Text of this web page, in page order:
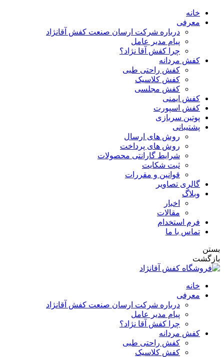
خانه
معرفی
درباره شرکت ارسان صنعت کفش آقانژاد
پیام مدیر عامل
چرا کفش آقا نژاد؟
کفش مردانه
کفش راحتی طبی
کفش کلاسیک
کفش مجلسی
کفش ایمنی
کفش اسپورت
پوتین سربازی
پشتیبانی
روش های ارسال
روش های پرداخت
شرایط گارانتی محصولات
ثبت شکایت
قوانین و مقررات
گالری تصاویر
وبلاگ
اخبار
مقالات
فرم استخدام
تماس با ما
خانه
معرفی
درباره شرکت ارسان صنعت کفش آقانژاد
پیام مدیر عامل
چرا کفش آقا نژاد؟
کفش مردانه
کفش راحتی طبی
کفش کلاسیک